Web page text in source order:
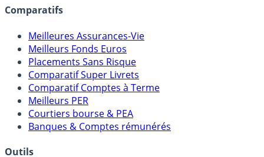
assureurs, sociétés de gestion, CGP, etc.
Comparatifs
Meilleures Assurances-Vie
Meilleurs Fonds Euros
Placements Sans Risque
Comparatif Super Livrets
Comparatif Comptes à Terme
Meilleurs PER
Courtiers bourse & PEA
Banques & Comptes rémunérés